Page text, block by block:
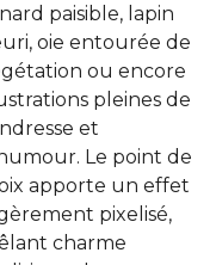
paisible, lapin
oie entourée de
ou encore
pleines de
et
Le point de
apporte un effet
pixelisé,
charme